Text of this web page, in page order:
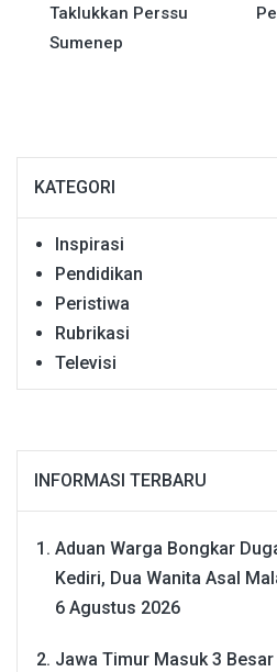
posTaklukkan Perssu
Sumenep
KATEGORI
Inspirasi
Pendidikan
Peristiwa
Rubrikasi
Televisi
INFORMASI TERBARU
Aduan Warga Bongkar
Kediri, Dua Wanita Asal
6 Agustus 2026
Jawa Timur Masuk 3